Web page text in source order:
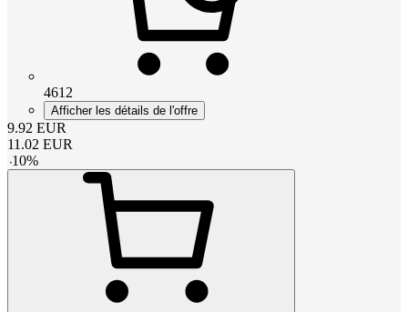
4612
Afficher les détails de l'offre
9.92 EUR
11.02 EUR
-10%